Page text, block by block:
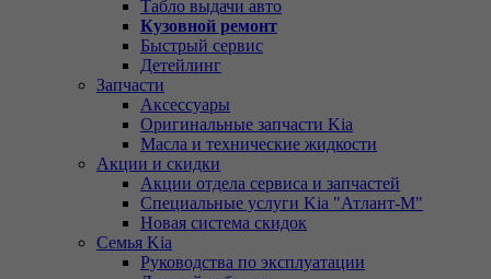
Табло выдачи авто
Кузовной ремонт
Быстрый сервис
Детейлинг
Запчасти
Аксессуары
Оригинальные запчасти Kia
Масла и технические жидкости
Акции и скидки
Акции отдела сервиса и запчастей
Специальные услуги Kia "Атлант-М"
Новая система скидок
Семья Kia
Руководства по эксплуатации